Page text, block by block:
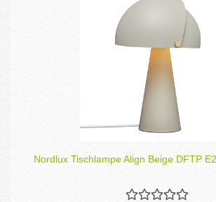
Nordlux Tischlampe Align Beige DFTP